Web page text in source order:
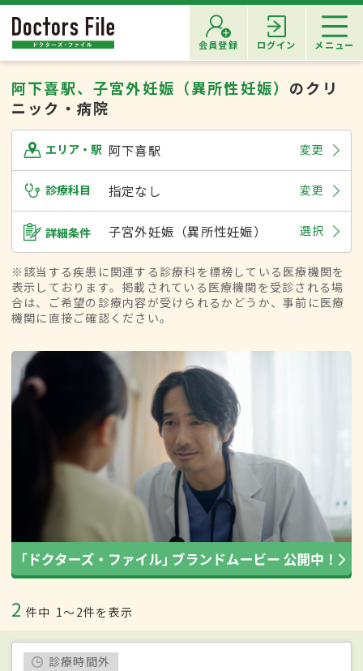
会員登録 ログイン メニュー
阿下喜駅、子宮外妊娠（異所性妊娠） のクリ
ニック・病院
エリア・駅 阿下喜駅 変更
診療科目 指定なし 変更
詳細条件 子宮外妊娠（異所性妊娠） 選択
※該当する疾患に関連する診療科を標榜している医療機関を
表示しております。掲載されている医療機関を受診される場
合は、ご希望の診療内容が受けられるかどうか、事前に医療
機関に直接ご確認ください。
2 件中 1〜2件を表示
診療時間外